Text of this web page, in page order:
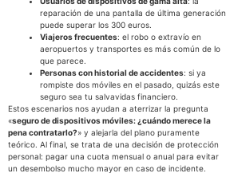
reparación de una pantalla de última generación
puede superar los 300 euros.
Viajeros frecuentes: el robo o extravío en
aeropuertos y transportes es más común de lo
que parece.
Personas con historial de accidentes: si ya
rompiste dos móviles en el pasado, quizás este
seguro sea tu salvavidas financiero.
Estos escenarios nos ayudan a aterrizar la pregunta
«seguro de dispositivos móviles: ¿cuándo merece la
pena contratarlo?» y alejarla del plano puramente
teórico. Al final, se trata de una decisión de protección
personal: pagar una cuota mensual o anual para evitar
un desembolso mucho mayor en caso de incidente.